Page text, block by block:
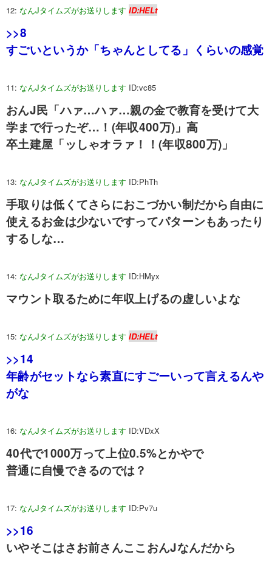
12: なんJタイムズがお送りします ID:HELt
>>8
すごいというか「ちゃんとしてる」くらいの感覚
11: なんJタイムズがお送りします ID:vc85
おんJ民「ハァ…ハァ…親の金で教育を受けて大
学まで行ったぞ…！(年収400万)」高
卒土建屋「ッしゃオラァ！！(年収800万)」
13: なんJタイムズがお送りします ID:PhTh
手取りは低くてさらにおこづかい制だから自由に
使えるお金は少ないですってパターンもあったり
するしな…
14: なんJタイムズがお送りします ID:HMyx
マウント取るために年収上げるの虚しいよな
15: なんJタイムズがお送りします ID:HELt
>>14
年齢がセットなら素直にすごーいって言えるんや
がな
16: なんJタイムズがお送りします ID:VDxX
40代で1000万って上位0.5%とかやで
普通に自慢できるのでは？
17: なんJタイムズがお送りします ID:Pv7u
>>16
いやそこはさお前さんここおんJなんだから